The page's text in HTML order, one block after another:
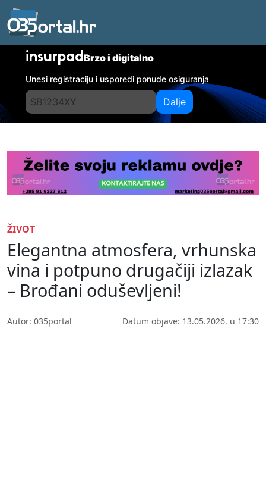
insurpadBrzo i digitalno
Unesi registraciju i usporedi ponude osiguranja
Dalje
ŽIVOT
Elegantna atmosfera, vrhunska
vina i potpuno drugačiji izlazak
– Brođani oduševljeni!
Autor: 035portal Datum objave: 13.05.2026. u 17:30